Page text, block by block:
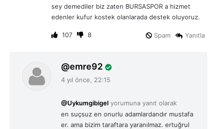
sey demediler biz zaten BURSASPOR a hizmet
edenler kufur kostek olanlarada destek oluyoruz.
107 8 Yanıtla
Spam
emre92
k
4 yıl önce, 22:15
@Uykumgibigel yorumuna yanıt olarak
en suçsuz en onurlu adamlardandır mustafa
er. ama bizim taraftara yaranılmaz. ertuğrul